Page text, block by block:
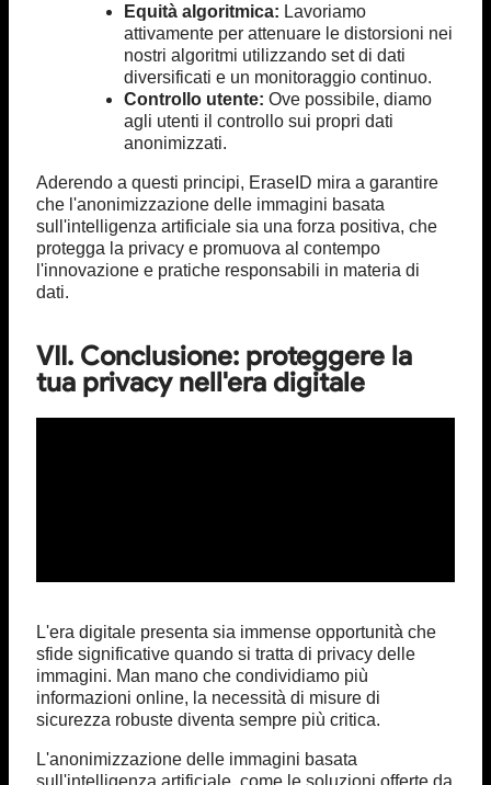
Equità algoritmica: Lavoriamo
attivamente per attenuare le distorsioni nei
nostri algoritmi utilizzando set di dati
diversificati e un monitoraggio continuo.
Controllo utente: Ove possibile, diamo
agli utenti il controllo sui propri dati
anonimizzati.
Aderendo a questi principi, EraseID mira a garantire
che l'anonimizzazione delle immagini basata
sull'intelligenza artificiale sia una forza positiva, che
protegga la privacy e promuova al contempo
l'innovazione e pratiche responsabili in materia di
dati.
VII. Conclusione: proteggere la
tua privacy nell'era digitale
L'era digitale presenta sia immense opportunità che
sfide significative quando si tratta di privacy delle
immagini. Man mano che condividiamo più
informazioni online, la necessità di misure di
sicurezza robuste diventa sempre più critica.
L'anonimizzazione delle immagini basata
sull'intelligenza artificiale, come le soluzioni offerte da